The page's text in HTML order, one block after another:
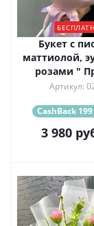
Букет с
маттиолой,
розами "
Артикул:
CashBack
3 980